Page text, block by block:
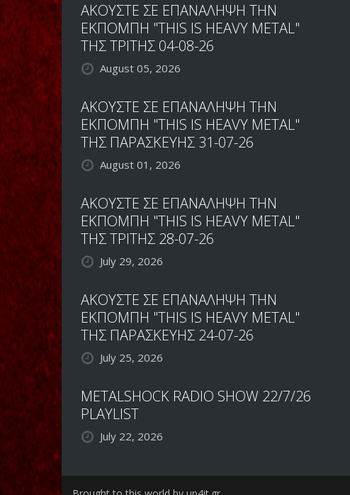
ΑΚΟΥΣΤΕ ΣΕ ΕΠΑΝΑΛΗΨΗ ΤΗΝ
ΕΚΠΟΜΠΗ "THIS IS HEAVY METAL"
ΤΗΣ ΤΡΙΤΗΣ 04-08-26
August 05, 2026
ΑΚΟΥΣΤΕ ΣΕ ΕΠΑΝΑΛΗΨΗ ΤΗΝ
ΕΚΠΟΜΠΗ "THIS IS HEAVY METAL"
ΤΗΣ ΠΑΡΑΣΚΕΥΗΣ 31-07-26
August 01, 2026
ΑΚΟΥΣΤΕ ΣΕ ΕΠΑΝΑΛΗΨΗ ΤΗΝ
ΕΚΠΟΜΠΗ "THIS IS HEAVY METAL"
ΤΗΣ ΤΡΙΤΗΣ 28-07-26
July 29, 2026
ΑΚΟΥΣΤΕ ΣΕ ΕΠΑΝΑΛΗΨΗ ΤΗΝ
ΕΚΠΟΜΠΗ "THIS IS HEAVY METAL"
ΤΗΣ ΠΑΡΑΣΚΕΥΗΣ 24-07-26
July 25, 2026
METALSHOCK RADIO SHOW 22/7/26
PLAYLIST
July 22, 2026